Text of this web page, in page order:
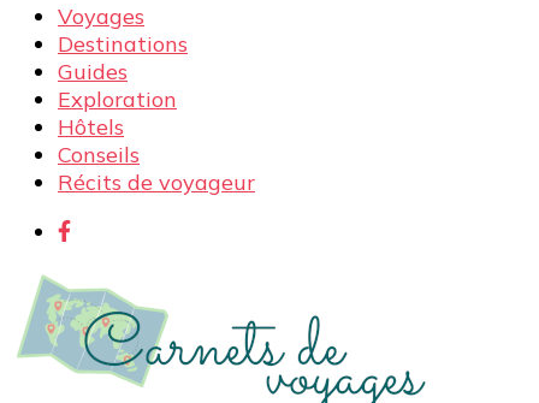
Voyages
Destinations
Guides
Exploration
Hôtels
Conseils
Récits de voyageur